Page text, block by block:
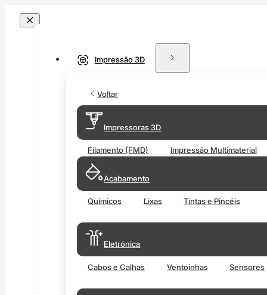
Impressão 3D
Voltar
Impressoras 3D
Filamento (FMD) Impressão Multimaterial
Acabamento
Químicos Lixas Tintas e Pincéis
Eletrónica
Cabos e Calhas Ventoinhas Sensores